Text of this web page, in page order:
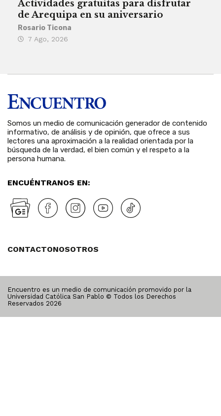
Actividades gratuitas para disfrutar
de Arequipa en su aniversario
Rosario Ticona
7 Ago, 2026
Somos un medio de comunicación generador de contenido
informativo, de análisis y de opinión, que ofrece a sus
lectores una aproximación a la realidad orientada por la
búsqueda de la verdad, el bien común y el respeto a la
persona humana.
ENCUÉNTRANOS EN:
CONTACTONOSOTROS
Encuentro es un medio de comunicación promovido por la
Universidad Católica San Pablo © Todos los Derechos
Reservados 2026